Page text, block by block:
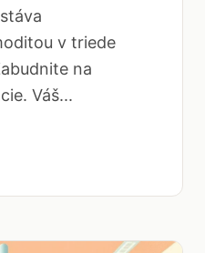
v triede
na
Váš...